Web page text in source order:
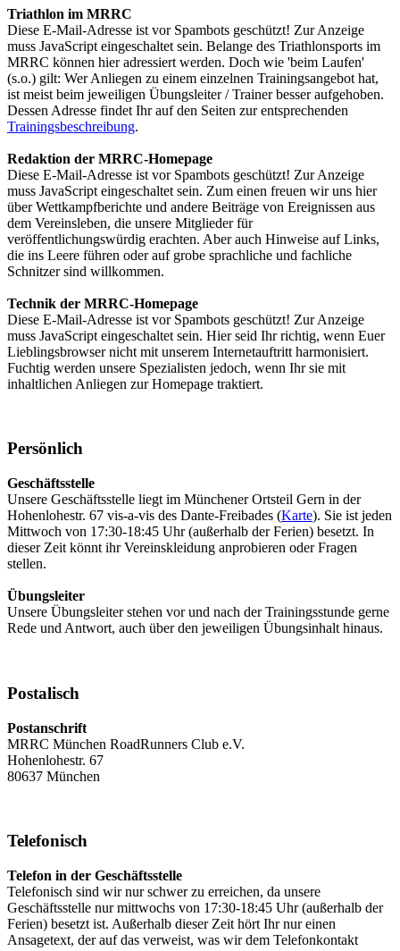
Triathlon im MRRC
Diese E-Mail-Adresse ist vor Spambots geschützt! Zur Anzeige
muss JavaScript eingeschaltet sein. Belange des Triathlonsports im
MRRC können hier adressiert werden. Doch wie 'beim Laufen'
(s.o.) gilt: Wer Anliegen zu einem einzelnen Trainingsangebot hat,
ist meist beim jeweiligen Übungsleiter / Trainer besser aufgehoben.
Dessen Adresse findet Ihr auf den Seiten zur entsprechenden
Trainingsbeschreibung.
Redaktion der MRRC-Homepage
Diese E-Mail-Adresse ist vor Spambots geschützt! Zur Anzeige
muss JavaScript eingeschaltet sein. Zum einen freuen wir uns hier
über Wettkampfberichte und andere Beiträge von Ereignissen aus
dem Vereinsleben, die unsere Mitglieder für
veröffentlichungswürdig erachten. Aber auch Hinweise auf Links,
die ins Leere führen oder auf grobe sprachliche und fachliche
Schnitzer sind willkommen.
Technik der MRRC-Homepage
Diese E-Mail-Adresse ist vor Spambots geschützt! Zur Anzeige
muss JavaScript eingeschaltet sein. Hier seid Ihr richtig, wenn Euer
Lieblingsbrowser nicht mit unserem Internetauftritt harmonisiert.
Fuchtig werden unsere Spezialisten jedoch, wenn Ihr sie mit
inhaltlichen Anliegen zur Homepage traktiert.
Persönlich
Geschäftsstelle
Unsere Geschäftsstelle liegt im Münchener Ortsteil Gern in der
Hohenlohestr. 67 vis-a-vis des Dante-Freibades (Karte). Sie ist jeden
Mittwoch von 17:30-18:45 Uhr (außerhalb der Ferien) besetzt. In
dieser Zeit könnt ihr Vereinskleidung anprobieren oder Fragen
stellen.
Übungsleiter
Unsere Übungsleiter stehen vor und nach der Trainingsstunde gerne
Rede und Antwort, auch über den jeweiligen Übungsinhalt hinaus.
Postalisch
Postanschrift
MRRC München RoadRunners Club e.V.
Hohenlohestr. 67
80637 München
Telefonisch
Telefon in der Geschäftsstelle
Telefonisch sind wir nur schwer zu erreichen, da unsere
Geschäftsstelle nur mittwochs von 17:30-18:45 Uhr (außerhalb der
Ferien) besetzt ist. Außerhalb dieser Zeit hört Ihr nur einen
Ansagetext, der auf das verweist, was wir dem Telefonkontakt